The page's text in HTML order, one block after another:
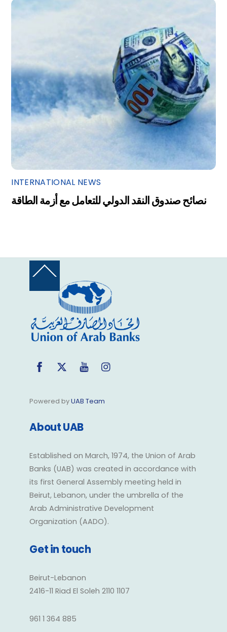
INTERNATIONAL NEWS
نصائح صندوق النقد الدولي للتعامل مع أزمة الطاقة
Back
Top
Facebook
Twitter YouTube
Powered byUAB Team
About UAB
Established on March, 1974, the Union of Arab
Banks (UAB) was created in accordance with
its first General Assembly meeting held in
Beirut, Lebanon, under the umbrella of the
Arab Administrative Development
Organization (AADO).
Get in touch
Beirut-Lebanon
2416-11 Riad El Soleh 2110 1107
961 1 364 885